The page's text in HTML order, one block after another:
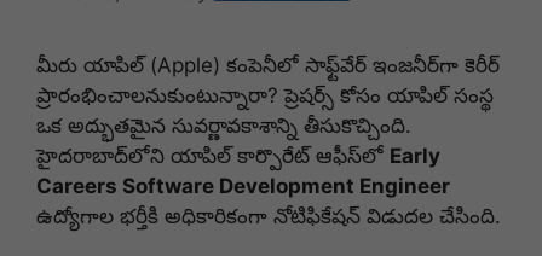
మీరు యాపిల్ (Apple) కంపెనీలో సాఫ్ట్‌వేర్ ఇంజనీర్‌గా కెరీర్
ప్రారంభించాలనుకుంటున్నారా? ప్రెషర్స్ కోసం యాపిల్ సంస్థ
ఒక అద్భుతమైన సువర్ణావకాశాన్ని తీసుకొచ్చింది.
హైదరాబాద్‌లోని యాపిల్ కార్పొరేట్ ఆఫీస్‌లో Early
Careers Software Development Engineer
ఉద్యోగాల భర్తీకి అధికారికంగా నోటిఫికేషన్ విడుదల చేసింది.